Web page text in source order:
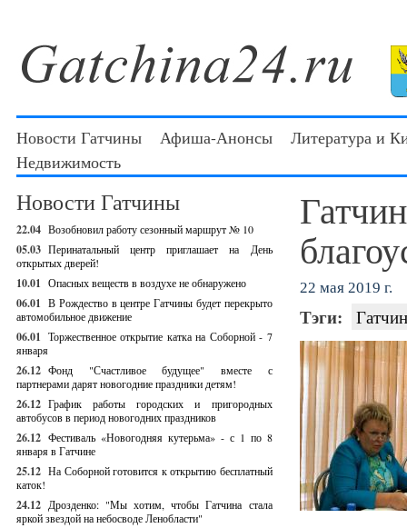
Новости Гатчины Афиша-Анонсы
Литература и
Недвижимость
Новости Гатчины
22.04 Возобновил работу сезонный маршрут № 10
05.03 Перинатальный центр приглашает на День
открытых дверей!
10.01 Опасных веществ в воздухе не обнаружено
06.01 В Рождество в центре Гатчины будет перекрыто
автомобильное движение
06.01 Торжественное открытие катка на Соборной - 7
января
26.12 Фонд "Счастливое будущее" вместе с
партнерами дарят новогодние праздники детям!
26.12 График работы городских и пригородных
автобусов в период новогодних праздников
26.12 Фестиваль «Новогодняя кутерьма» - с 1 по 8
января в Гатчине
25.12 На Соборной готовится к открытию бесплатный
каток!
24.12 Дрозденко: "Мы хотим, чтобы Гатчина стала
яркой звездой на небосводе Ленобласти"
22 мая 2019 г.
Тэги: